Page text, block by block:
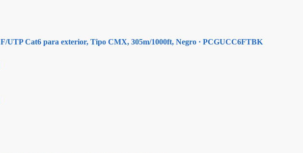
UTP Cat6 para exterior, Tipo CMX, 305m/1000ft, Negro · PCGUCC6FTBK